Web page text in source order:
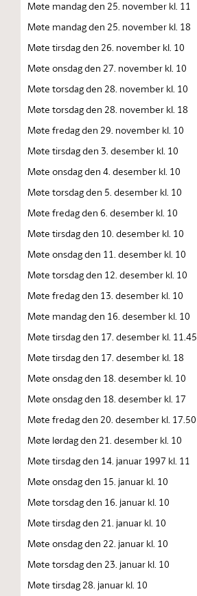
Møte mandag den 25. november kl. 11
Møte mandag den 25. november kl. 18
Møte tirsdag den 26. november kl. 10
Møte onsdag den 27. november kl. 10
Møte torsdag den 28. november kl. 10
Møte torsdag den 28. november kl. 18
Møte fredag den 29. november kl. 10
Møte tirsdag den 3. desember kl. 10
Møte onsdag den 4. desember kl. 10
Møte torsdag den 5. desember kl. 10
Møte fredag den 6. desember kl. 10
Møte tirsdag den 10. desember kl. 10
Møte onsdag den 11. desember kl. 10
Møte torsdag den 12. desember kl. 10
Møte fredag den 13. desember kl. 10
Møte mandag den 16. desember kl. 10
Møte tirsdag den 17. desember kl. 11.45
Møte tirsdag den 17. desember kl. 18
Møte onsdag den 18. desember kl. 10
Møte onsdag den 18. desember kl. 17
Møte fredag den 20. desember kl. 17.50
Møte lørdag den 21. desember kl. 10
Møte tirsdag den 14. januar 1997 kl. 11
Møte onsdag den 15. januar kl. 10
Møte torsdag den 16. januar kl. 10
Møte tirsdag den 21. januar kl. 10
Møte onsdag den 22. januar kl. 10
Møte torsdag den 23. januar kl. 10
Møte tirsdag 28. januar kl. 10